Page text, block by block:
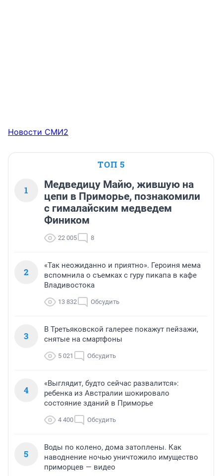
Новости СМИ2
ТОП 5
1
Медведицу Майю, жившую на
цепи в Приморье, познакомили
с гималайским медведем
Фиником
22 005 8
2
«Так неожиданно и приятно». Героиня мема
вспомнила о съемках с гуру пикапа в кафе
Владивостока
13 832 Обсудить
3
В Третьяковской галерее покажут пейзажи,
снятые на смартфоны
5 021 Обсудить
4
«Выглядит, будто сейчас развалится»:
ребенка из Австралии шокировало
состояние зданий в Приморье
4 400 Обсудить
5
Воды по колено, дома затоплены. Как
наводнение ночью уничтожило имущество
приморцев — видео